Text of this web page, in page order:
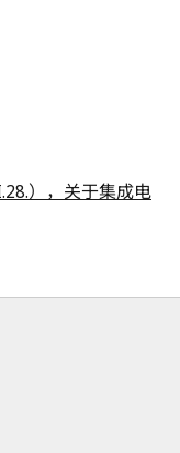
），关于集成电